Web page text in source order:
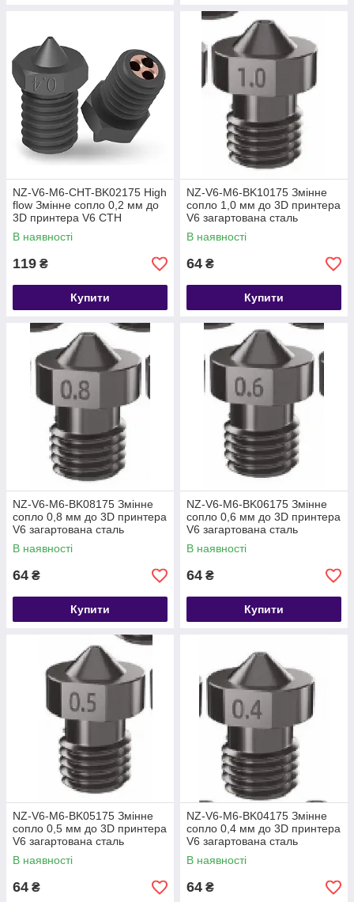
NZ-V6-M6-CHT-BK02175 High
flow Змінне сопло 0,2 мм до
3D принтера V6 CTH
загартована сталь
В наявності
119 ₴
Купити
NZ-V6-M6-BK10175 Змінне
сопло 1,0 мм до 3D принтера
V6 загартована сталь
В наявності
64 ₴
Купити
NZ-V6-M6-BK08175 Змінне
сопло 0,8 мм до 3D принтера
V6 загартована сталь
В наявності
64 ₴
Купити
NZ-V6-M6-BK06175 Змінне
сопло 0,6 мм до 3D принтера
V6 загартована сталь
В наявності
64 ₴
Купити
NZ-V6-M6-BK05175 Змінне
сопло 0,5 мм до 3D принтера
V6 загартована сталь
В наявності
64 ₴
NZ-V6-M6-BK04175 Змінне
сопло 0,4 мм до 3D принтера
V6 загартована сталь
В наявності
64 ₴